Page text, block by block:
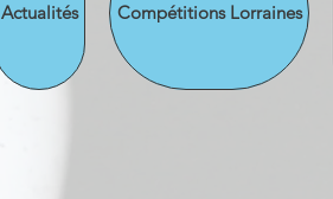
Actualités Compétitions Lorraines